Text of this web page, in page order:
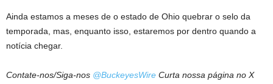
Ainda estamos a meses de o estado de Ohio quebrar o selo da
temporada, mas, enquanto isso, estaremos por dentro quando a
notícia chegar.
Contate-nos/Siga-nos @BuckeyesWire Curta nossa página no X